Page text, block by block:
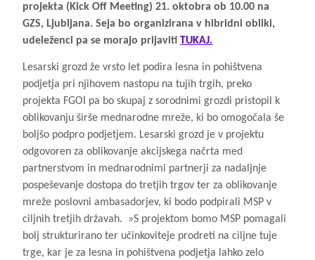
projekta (Kick Off Meeting) 21. oktobra ob 10.00 na
GZS, Ljubljana. Seja bo organizirana v hibridni obliki,
udeleženci pa se morajo prijaviti TUKAJ.
Lesarski grozd že vrsto let podira lesna in pohištvena
podjetja pri njihovem nastopu na tujih trgih, preko
projekta FGOI pa bo skupaj z sorodnimi grozdi pristopil k
oblikovanju širše mednarodne mreže, ki bo omogočala še
boljšo podpro podjetjem. Lesarski grozd je v projektu
odgovoren za oblikovanje akcijskega načrta med
partnerstvom in mednarodnimi partnerji za nadaljnje
pospeševanje dostopa do tretjih trgov ter za oblikovanje
mreže poslovni ambasadorjev, ki bodo podpirali MSP v
ciljnih tretjih državah. »S projektom bomo MSP pomagali
bolj strukturirano ter učinkoviteje prodreti na ciljne tuje
trge, kar je za lesna in pohištvena podjetja lahko zelo